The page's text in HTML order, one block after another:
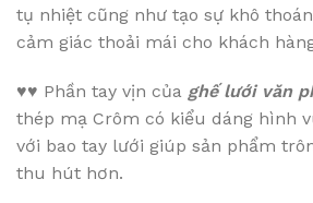
tụ nhiệt cũng như tạo sự khô
cảm giác thoải mái cho khách
♥♥ Phần tay vịn của ghế lưới văn
thép mạ Crôm có kiểu dáng hình
với bao tay lưới giúp sản phẩm
thu hút hơn.